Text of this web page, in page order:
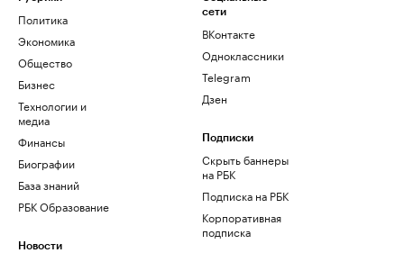
Политика
Экономика
Общество
Бизнес
Технологии и
медиа
Финансы
Биографии
База знаний
РБК Образование
Новости
сети
ВКонтакте
Одноклассники
Telegram
Дзен
Подписки
Скрыть баннеры
на РБК
Подписка на РБК
Корпоративная
подписка